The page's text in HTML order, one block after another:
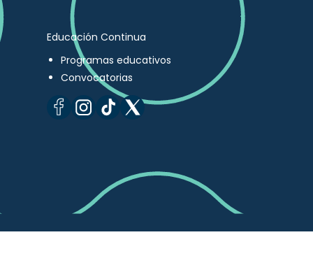
Educación Continua
Programas educativos
Convocatorias